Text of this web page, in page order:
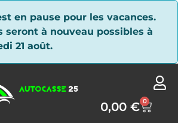
en pause pour les vacances.
seront à nouveau possibles à
21 août.
0,00€ 0
des cookies